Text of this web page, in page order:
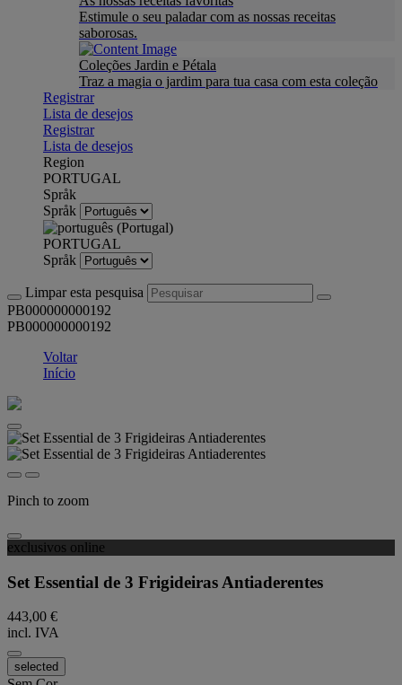
Estimule o seu paladar com as nossas receitas
saborosas.
Coleções Jardin e Pétala
Traz a magia o jardim para tua casa com esta coleção
Registrar
Lista de desejos
Registrar
Lista de desejos
Region
PORTUGAL
Språk
Språk
PORTUGAL
Språk
Limpar esta pesquisa
PB000000000192
PB000000000192
Voltar
Início
Pinch to zoom
exclusivos online
Set Essential de 3 Frigideiras Antiaderentes
443,00 €
incl. IVA
selected